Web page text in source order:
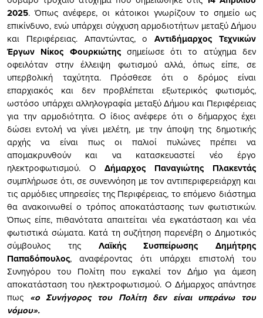
2025. Όπως ανέφερε, οι κάτοικοι γνωρίζουν το σημείο ως
επικίνδυνο, ενώ υπάρχει σύγχυση αρμοδιοτήτων μεταξύ Δήμου
και Περιφέρειας. Απαντώντας, οΑντιδήμαρχος Τεχνικών
Έργων Νίκος Φουρκιώτηςσημείωσε ότι το ατύχημα δεν
οφειλόταν στην έλλειψη φωτισμού αλλά, όπως είπε, σε
υπερβολική ταχύτητα. Πρόσθεσε ότι ο δρόμος είναι
επαρχιακός και δεν προβλέπεται εξωτερικός φωτισμός,
ωστόσο υπάρχει αλληλογραφία μεταξύ Δήμου και Περιφέρειας
για την αρμοδιότητα. Ο ίδιος ανέφερε ότι ο δήμαρχος έχει
δώσει εντολή να γίνει μελέτη, με την άποψη της δημοτικής
αρχής να είναι πως οι παλιοί πυλώνες πρέπει να
απομακρυνθούν και να κατασκευαστεί νέο έργο
ηλεκτροφωτισμού. Ο Δήμαρχος Παναγιώτης Πλακεντάς
συμπλήρωσε ότι, σε συνεννόηση με τον αντιπεριφερειάρχη και
τις αρμόδιες υπηρεσίες της Περιφέρειας, το επόμενο διάστημα
θα ανακοινωθεί ο τρόπος αποκατάστασης των φωτιστικών.
Όπως είπε, πιθανότατα απαιτείται νέα εγκατάσταση και νέα
φωτιστικά σώματα. Κατά τη συζήτηση παρενέβη ο Δημοτικός
σύμβουλος της Λαϊκής Συσπείρωσης Δημήτρης
Παπαδόπουλος, αναφέροντας ότι υπάρχει επιστολή του
Συνηγόρου του Πολίτη που εγκαλεί τον Δήμο για άμεση
αποκατάσταση του ηλεκτροφωτισμού. Ο Δήμαρχος απάντησε
πως «ο Συνήγορος του Πολίτη δεν είναι υπεράνω του
νόμου».